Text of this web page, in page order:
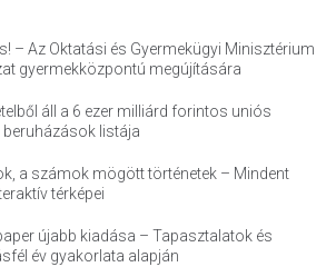
– Az Oktatási és Gyermekügyi Minisztérium
gyermekközpontú megújítására
áll a 6 ezer milliárd forintos uniós
listája
a számok mögött történetek – Mindent
térképei
újabb kiadása – Tapasztalatok és
év gyakorlata alapján